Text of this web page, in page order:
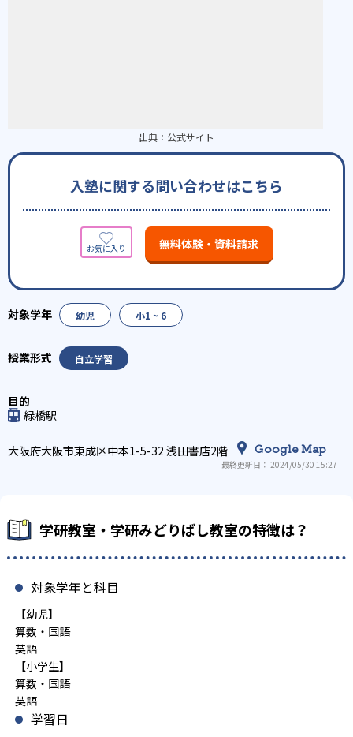
出典： 公式サイト
入塾に関する問い合わせはこちら
無料体験・資料請求
幼児 小1 ~ 6
自立学習
緑橋駅
大阪府大阪市東成区中本1-5-32 浅田書店2階 Google Map
最終更新日： 2024/05/30 15:27
学研教室・学研みどりばし教室の特徴は？
対象学年と科目
【幼児】
算数・国語
英語
【小学生】
算数・国語
英語
学習日